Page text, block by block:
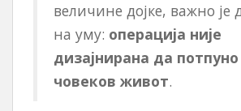
величине дојке, важно је
на уму: операција није
дизајнирана да
човеков живот.